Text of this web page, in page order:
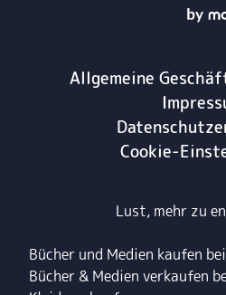
Allgemeine
Cookie-
Lust, mehr zu
Bücher und Medien kaufen
Bücher & Medien verkaufen